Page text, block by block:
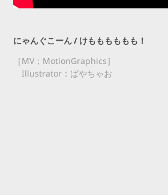
にゃんぐこーん / けもももももも！
［MV；MotionGraphics］
Illustrator ：ばやちゃお